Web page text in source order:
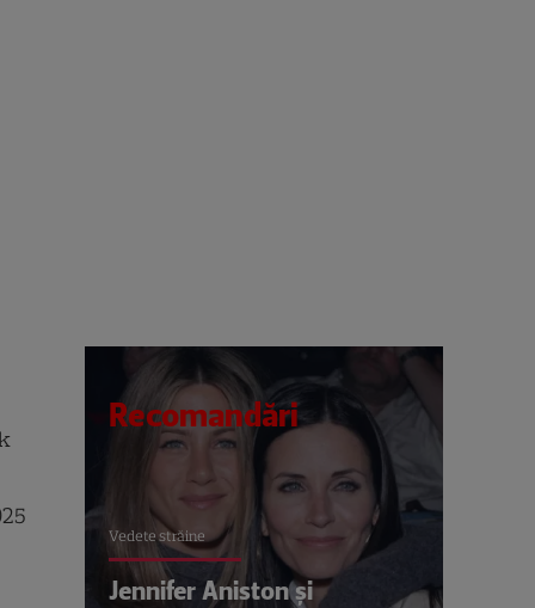
Recomandări
Vedete străine
Jennifer Aniston și